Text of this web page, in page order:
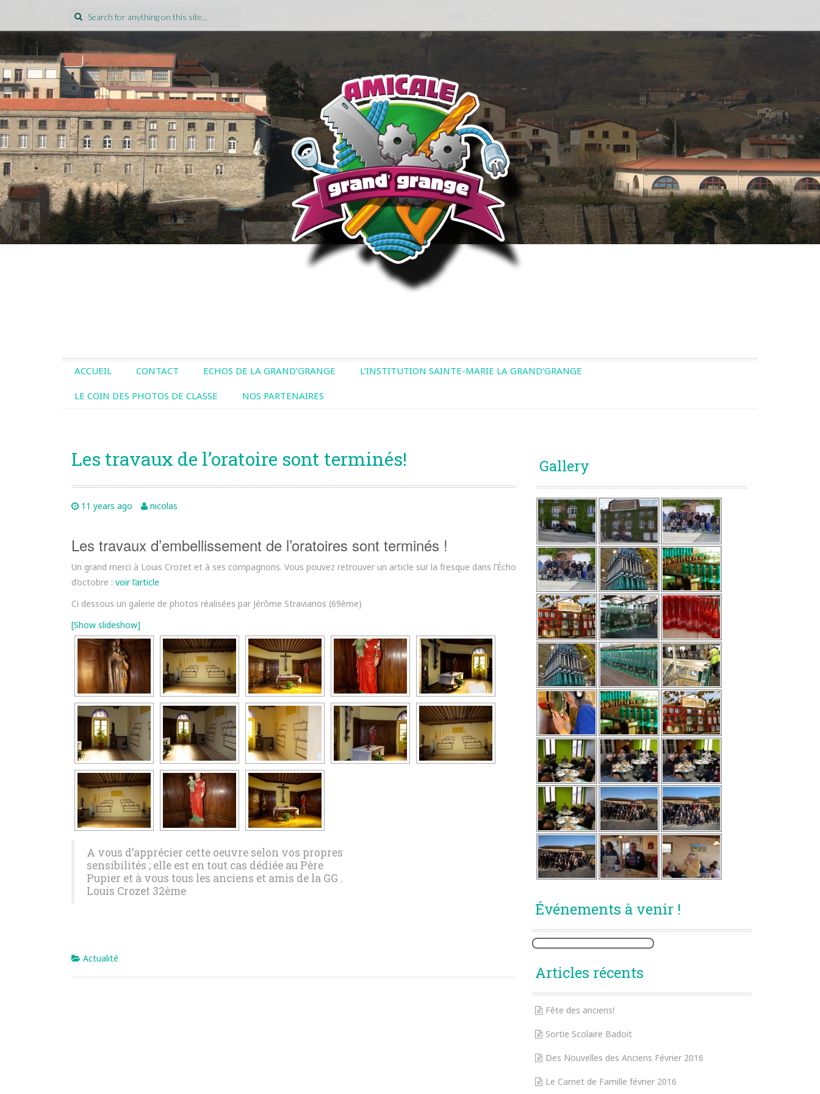
ACCUEIL CONTACT ECHOS DE LA GRAND’GRANGE L’INSTITUTION SAINTE-MARIE LA GRAND’GRANGE
LE COIN DES PHOTOS DE CLASSE NOS PARTENAIRES
Les travaux de l’oratoire sont terminés!
11 years ago nicolas
Les travaux d’embellissement de l’oratoires sont terminés !
Un grand merci à Louis Crozet et à ses compagnons. Vous pouvez retrouver un article sur la fresque dans l’Écho
d’octobre : voir l’article
Ci dessous un galerie de photos réalisées par Jérôme Stravianos (69ème)
[Show slideshow]
A vous d’apprécier cette oeuvre selon vos propres
sensibilités ; elle est en tout cas dédiée au Père
Pupier et à vous tous les anciens et amis de la GG .
Louis Crozet 32ème
Actualité
Gallery
Événements à venir !
Articles récents
Fête des anciens!
Sortie Scolaire Badoit
Des Nouvelles des Anciens Février 2016
Le Carnet de Famille février 2016